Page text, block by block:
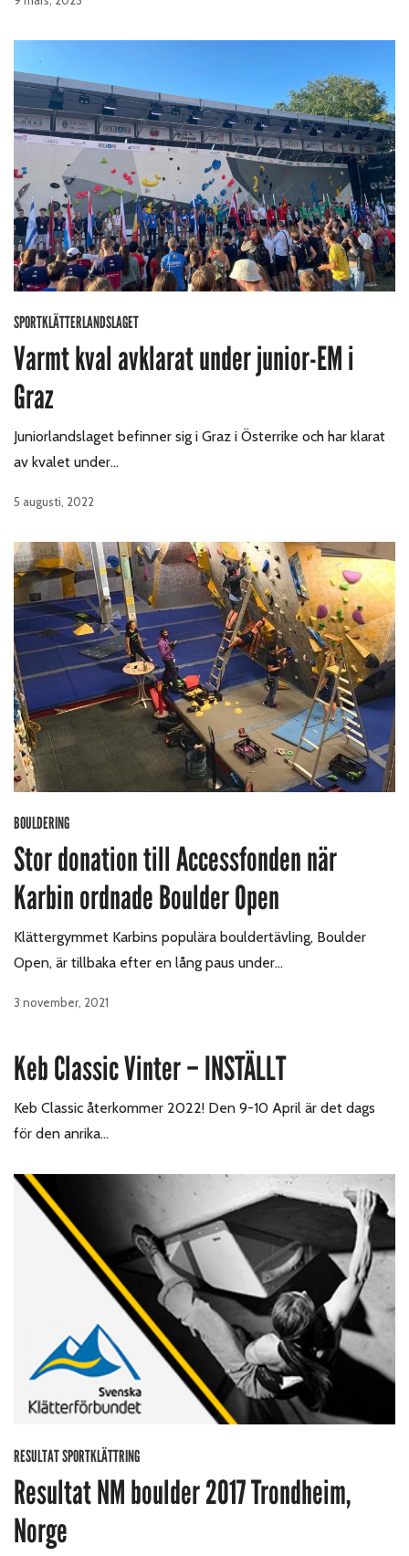
SPORTKLÄTTERLANDSLAGET
Varmt kval avklarat under junior-EM i
Graz
Juniorlandslaget befinner sig i Graz i Österrike och har klarat
av kvalet under…
5 augusti, 2022
BOULDERING
Stor donation till Accessfonden när
Karbin ordnade Boulder Open
Klättergymmet Karbins populära bouldertävling, Boulder
Open, är tillbaka efter en lång paus under…
3 november, 2021
Keb Classic Vinter – INSTÄLLT
Keb Classic återkommer 2022! Den 9-10 April är det dags
för den anrika…
RESULTAT SPORTKLÄTTRING
Resultat NM boulder 2017 Trondheim,
Norge